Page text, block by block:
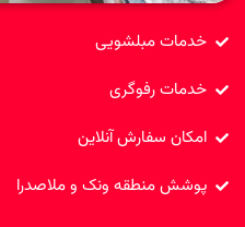
خدمات مبلشویی
خدمات رفوگری
امکان سفارش آنلاین
پوشش منطقه ونک و ملاصدرا